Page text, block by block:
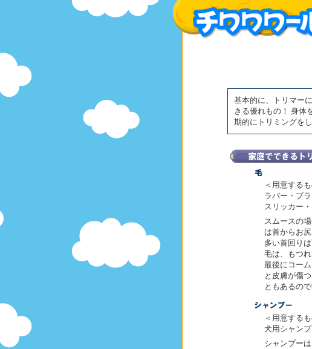
基本的に、トリマー
きる優れもの！ 身体
期的にトリミングを
＜ 用意するも
ラバー・ブ
スリッカー
スムースの
は首からお
多い首回り
毛は、もつ
最後にコー
と皮膚が傷
ともあるので
＜ 用意するも
犬用シャン
シャンプー